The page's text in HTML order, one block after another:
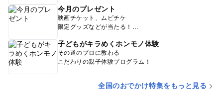
今月のプレゼント
映画チケット、ムビチケ
限定グッズなどが当たる！
子どもがキラめくホンモノ体験
その道のプロに教わる
こだわりの親子体験プログラム！
全国のおでかけ特集をもっと見る